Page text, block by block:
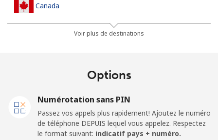
Canada
⁦1.5¢⁩
333 min pour
⁦39.5¢⁩ 12 min pour ⁦$5⁩ ⁦16¢⁩
Voir plus de destinations
Options
Numérotation sans PIN
Passez vos appels plus rapidement! Ajoutez le numéro
de téléphone DEPUIS lequel vous appelez. Respectez
le format suivant: indicatif pays + numéro.